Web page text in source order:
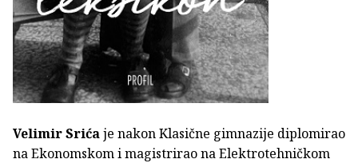
Velimir Srićaje nakon Klasične gimnazije diplomirao
na Ekonomskom i magistrirao na Elektrotehničkom